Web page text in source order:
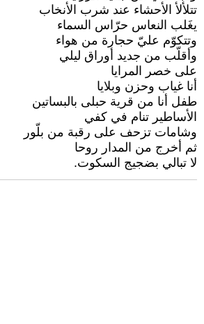
تتلألأ الأحشاء عند شرب الأنخاب
يغَلب النعاس حرّاس السماء
وتتكوّم عليّ حجارة من هواء
وأقلّب من جديد أوراق ليلي
على خصر المرايا
أنا غياب وحزن وبلايا
طفل أنا من قرية حبلى بالبساتين
الأساطير تنام في كفي
وشامات تزحف على رقبة من بلّور
ثم أخرج من المدار روحا
لا تبالي بضجيج السكوت.